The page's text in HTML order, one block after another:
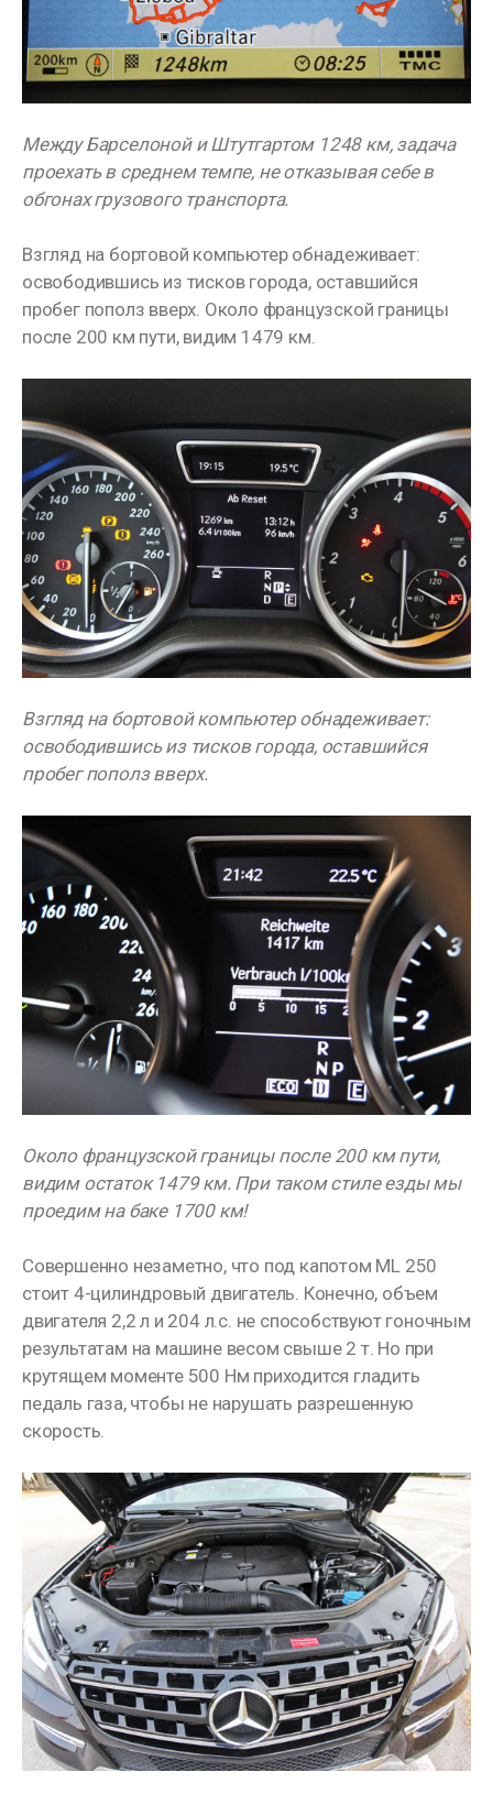
Между Барселоной и Штутгартом 1248 км, задача
проехать в среднем темпе, не отказывая себе в
обгонах грузового транспорта.
Взгляд на бортовой компьютер обнадеживает:
освободившись из тисков города, оставшийся
пробег пополз вверх. Около французской границы
после 200 км пути, видим 1479 км.
Взгляд на бортовой компьютер обнадеживает:
освободившись из тисков города, оставшийся
пробег пополз вверх.
Около французской границы после 200 км пути,
видим остаток 1479 км. При таком стиле езды мы
проедим на баке 1700 км!
Совершенно незаметно, что под капотом ML 250
стоит 4-цилиндровый двигатель. Конечно, объем
двигателя 2,2 л и 204 л.с. не способствуют гоночным
результатам на машине весом свыше 2 т. Но при
крутящем моменте 500 Нм приходится гладить
педаль газа, чтобы не нарушать разрешенную
скорость.